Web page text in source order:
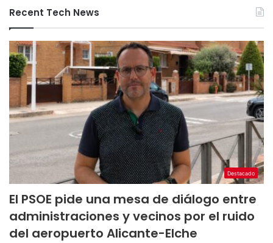
Recent Tech News
Destacado
El PSOE pide una mesa de diálogo entre
administraciones y vecinos por el ruido
del aeropuerto Alicante-Elche